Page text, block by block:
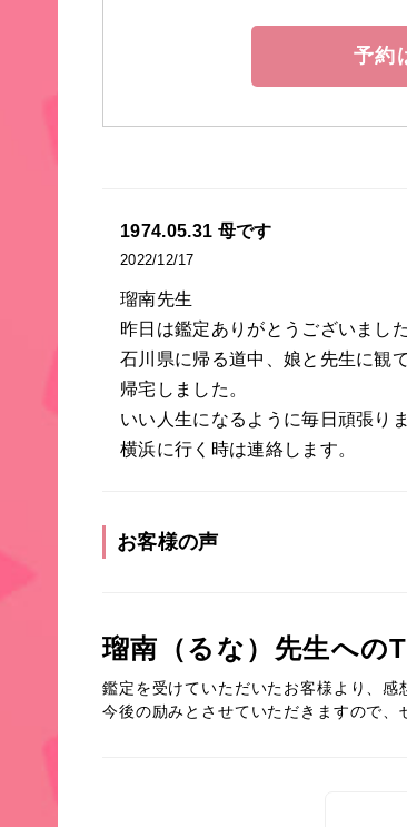
予約
1974.05.31 母です
2022/12/17
瑠南先生
昨日は鑑定ありがとうございました
石川県に帰る道中、娘と先生に観
帰宅しました。
いい人生になるように毎日頑張り
横浜に行く時は連絡します。
お客様の声
瑠南（るな）先生への
鑑定を受けていただいたお客様より、感
今後の励みとさせていただきますので、